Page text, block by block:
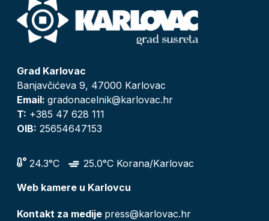
Grad Karlovac
Banjavčićeva 9, 47000 Karlovac
Email: gradonacelnik@karlovac.hr
T: +385 47 628 111
OIB: 25654647153
24.3°C
25.0°C Korana/Karlovac
Web kamere u Karlovcu
Kontakt za medije press@karlovac.hr